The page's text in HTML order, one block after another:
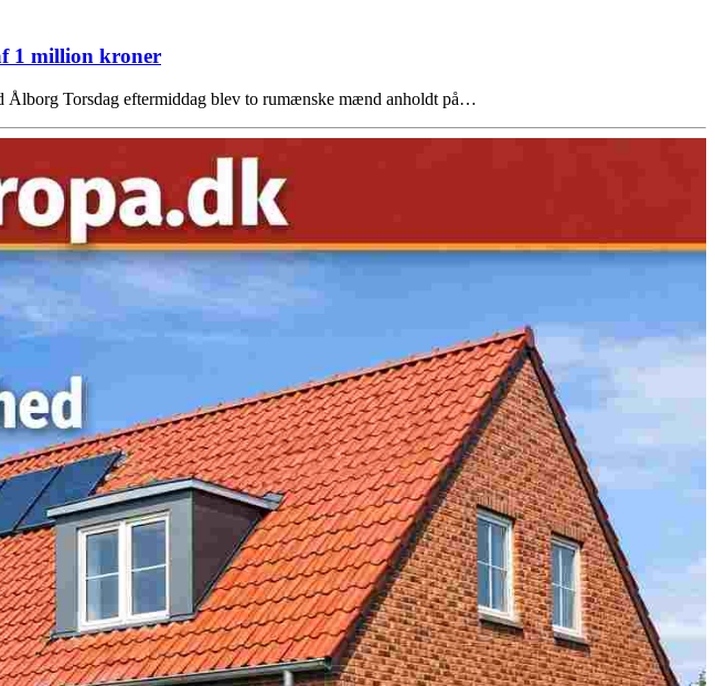
1 million kroner
Ålborg Torsdag eftermiddag blev to rumænske mænd anholdt på…